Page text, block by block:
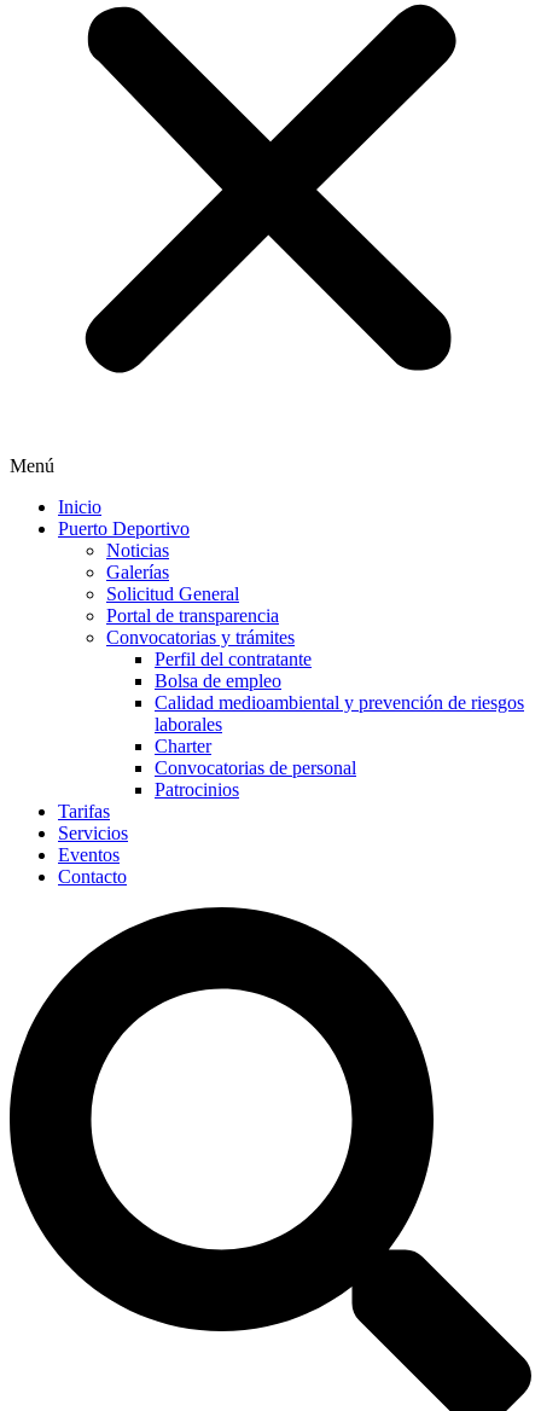
Menú
Inicio
Puerto Deportivo
Noticias
Galerías
Solicitud General
Portal de transparencia
Convocatorias y trámites
Perfil del contratante
Bolsa de empleo
Calidad medioambiental y prevención de riesgos
laborales
Charter
Convocatorias de personal
Patrocinios
Tarifas
Servicios
Eventos
Contacto